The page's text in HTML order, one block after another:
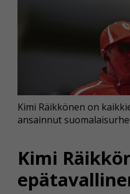
Kimi
Kimi Räikkönen on
ansainnut